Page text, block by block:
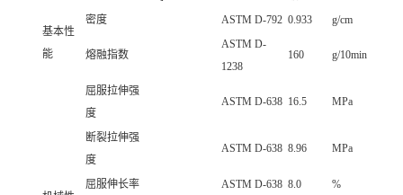
基本性
能
密度 ASTM D-792 0.933 g/cm
熔融指数
ASTM D-
1238
160 g/10min
屈服拉伸强
度
ASTM D-638 16.5 MPa
断裂拉伸强
度
ASTM D-638 8.96 MPa
屈服伸长率 ASTM D-638 8.0
%